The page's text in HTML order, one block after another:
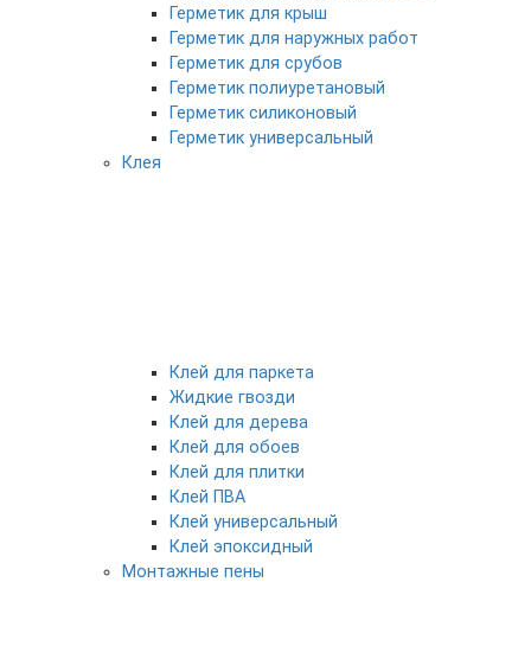
Герметик для крыш
Герметик для наружных работ
Герметик для срубов
Герметик полиуретановый
Герметик силиконовый
Герметик универсальный
Клея
Клей для паркета
Жидкие гвозди
Клей для дерева
Клей для обоев
Клей для плитки
Клей ПВА
Клей универсальный
Клей эпоксидный
Монтажные пены